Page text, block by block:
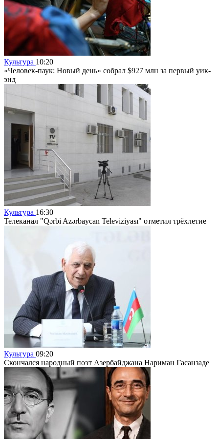
Культура 10:20
«Человек-паук: Новый день» собрал $927 млн за первый уик-
энд
Культура 16:30
Телеканал "Qərbi Azərbaycan Televiziyası" отметил трёхлетие
Культура 09:20
Скончался народный поэт Азербайджана Нариман Гасанзаде